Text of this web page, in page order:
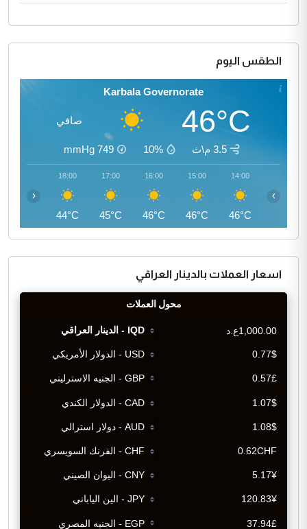
الطقس اليوم
Karbala Governorate
46°C صافي
3.5 م\ث 10%
749
mmHg
14:00
46°C
15:00
46°C
16:00
46°C
17:00
45°C
18:00
44°C
‹ ›
اسعار العملات بالدينار العراقي